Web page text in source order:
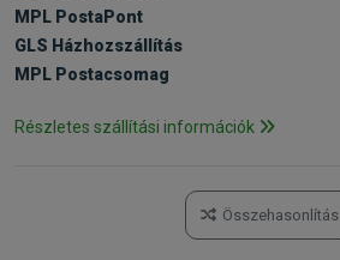
MPL PostaPont
GLS Házhozszállítás
MPL Postacsomag
Részletes szállítási információk
Összehasonlítás